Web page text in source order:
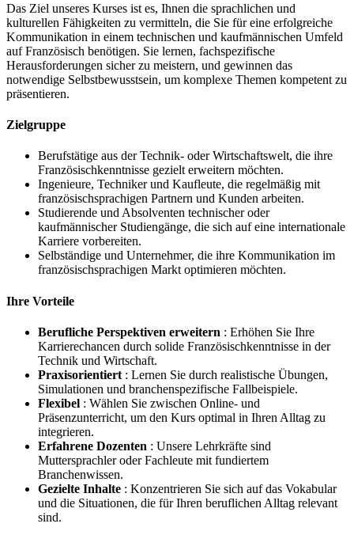
Das Ziel unseres Kurses ist es, Ihnen die sprachlichen und
kulturellen Fähigkeiten zu vermitteln, die Sie für eine erfolgreiche
Kommunikation in einem technischen und kaufmännischen Umfeld
auf Französisch benötigen. Sie lernen, fachspezifische
Herausforderungen sicher zu meistern, und gewinnen das
notwendige Selbstbewusstsein, um komplexe Themen kompetent zu
präsentieren.
Zielgruppe
Berufstätige aus der Technik- oder Wirtschaftswelt, die ihre
Französischkenntnisse gezielt erweitern möchten.
Ingenieure, Techniker und Kaufleute, die regelmäßig mit
französischsprachigen Partnern und Kunden arbeiten.
Studierende und Absolventen technischer oder
kaufmännischer Studiengänge, die sich auf eine internationale
Karriere vorbereiten.
Selbständige und Unternehmer, die ihre Kommunikation im
französischsprachigen Markt optimieren möchten.
Ihre Vorteile
Berufliche Perspektiven erweitern : Erhöhen Sie Ihre
Karrierechancen durch solide Französischkenntnisse in der
Technik und Wirtschaft.
Praxisorientiert : Lernen Sie durch realistische Übungen,
Simulationen und branchenspezifische Fallbeispiele.
Flexibel : Wählen Sie zwischen Online- und
Präsenzunterricht, um den Kurs optimal in Ihren Alltag zu
integrieren.
Erfahrene Dozenten : Unsere Lehrkräfte sind
Muttersprachler oder Fachleute mit fundiertem
Branchenwissen.
Gezielte Inhalte : Konzentrieren Sie sich auf das Vokabular
und die Situationen, die für Ihren beruflichen Alltag relevant
sind.